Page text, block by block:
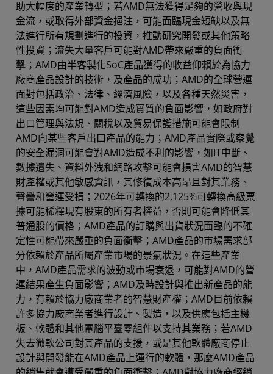
助大幅度的產業轉型；若AMD無法獲得足夠的營收與現
金流，或取得外部資金挹注，可能面臨現金短缺以及無
法進行所有規劃進行的投資，推動研究開發或其他策略
性投資；流失大量客戶可能對AMD帶來嚴重的負面衝
擊；AMD由半客製化SoC產品獲得的收益仰賴於為協力
廠商產品設計的技術，及產品的成功；AMD的全球營運
面對包括政治、法律、經濟風險，以及各種天然災害，
這些因素均可能對AMD造成實質的負面影響，如政府對
出口管理與法規、關稅以及貿易保護措施可能會限制
AMD向某些客戶出口產品的能力；AMD產品實際或察覺
的安全漏洞可能會對AMD造成不利的影響，如IT中斷、
數據遺失、資料外洩和網路攻擊可能會損害AMD的智慧
財產權或其他敏感資訊，其修復成本高昂且對其業務、
聲譽和營運受損；2026年可轉換的2.125%可轉換高級票
據可能稀釋現有股東的所有者權益，否則可能會降低其
普通股的價格；AMD產品的訂購與出貨狀況面臨的不確
定性可能帶來嚴重的負面衝擊；AMD產品的市場需求部
分依賴於產品所屬產業市場的景氣狀況。在這些產業
中，AMD產品需求的波動或市場衰退，可能對AMD的營
運結果產生負面影響；AMD及時設計與推出新產品的能
力，有賴於協力廠商業者的智慧財產權；AMD目前依賴
許多協力廠商業者進行設計、製造，以及供應包括主機
板、軟體和其他電腦平臺零組件以支持其業務；若AMD
失去微軟公司對其產品的支援，或是其他軟體廠商停止
設計與開發能在AMD產品上運行的軟體，那麼AMD產品